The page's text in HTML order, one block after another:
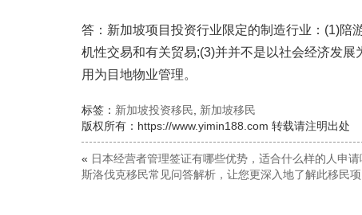
答：新加坡项目投资行业限定的制造行业：(1)陪
机性交易和有关贸易;(3)并并不是以社会经济发
用为目地物业管理。
标签： 新加坡投资移民
新加坡移民
版权所有：https://www.yimin188.com 转载请注明出处
« 日本经营者管理签证有哪些优势，适合什么样的人申请
斯洛伐克移民常见问答解析，让您更深入地了解此移民项